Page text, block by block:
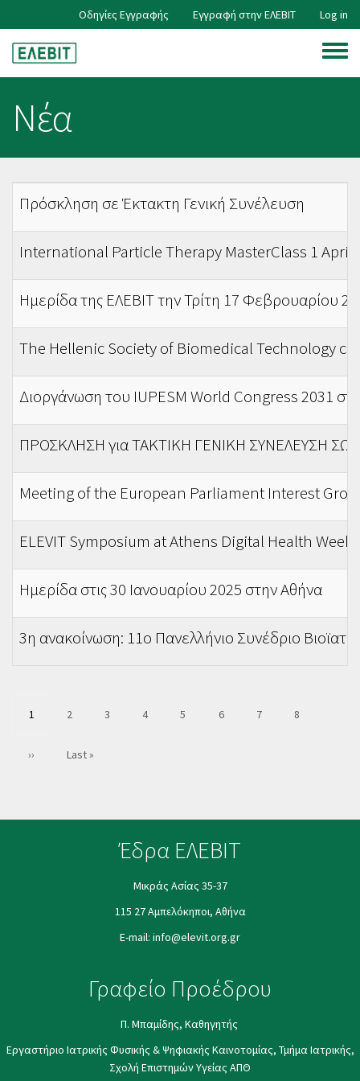
to
main
content
User
account
menu
Οδηγίες Εγγραφής Εγγραφή στην ΕΛΕΒΙΤ Log in
Toggle
menu
Νέα
Πρόσκληση σε Έκτακτη Γενική Συνέλευση
International Particle Therapy MasterClass 1 April
Ημερίδα της ΕΛΕΒΙΤ την Τρίτη 17 Φεβρουαρίου
The Hellenic Society of Biomedical Technology
Διοργάνωση του IUPESM World Congress 2031
ΠΡΟΣΚΛΗΣΗ για ΤΑΚΤΙΚΗ ΓΕΝΙΚΗ ΣΥΝΕΛΕΥΣΗ
Meeting of the European Parliament Interest
ELEVIT Symposium at Athens Digital Health Week
Ημερίδα στις 30 Ιανουαρίου 2025 στην Αθήνα
3η ανακοίνωση: 11ο Πανελλήνιο Συνέδριο
Current
1 Page
2 Page
3 Page
4 Page
5 Page
6 Page
7 Page
8
Next
››
Last
Last »
Έδρα ΕΛΕΒΙΤ
Μικράς Ασίας 35-37
115 27 Αμπελόκηποι, Αθήνα
E-mail: info@elevit.org.gr
Γραφείο Προέδρου
Π. Μπαμίδης, Καθηγητής
Εργαστήριο Ιατρικής Φυσικής & Ψηφιακής Καινοτομίας, Τμήμα Ιατρικής,
Σχολή Επιστημών Υγείας ΑΠΘ